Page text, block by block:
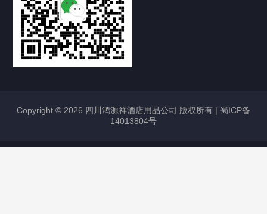
Copyright © 2026 四川鸿源祥酒店用品公司 版权所有 | 蜀ICP备
14013804号